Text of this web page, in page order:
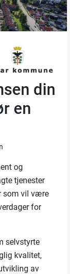
din
en
og
tjenester
som vil være
for
selvstyrte
kvalitet,
av